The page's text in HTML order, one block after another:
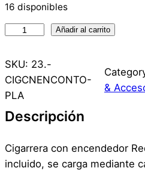
16 disponibles
g
a
r
r
e
a
C
Añadir al carrito
SKU: 23.-
CIGCNENCONTO-
PLA
&
Descripción
Cigarrera con encendedor
incluido, se carga mediante